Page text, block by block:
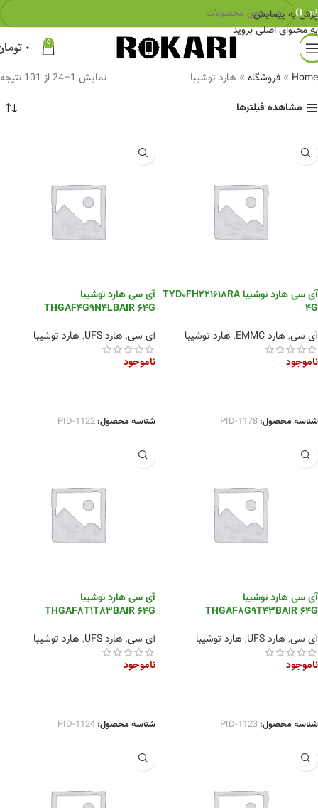
پرش به پیمایش
به محتوای اصلی بروید
0
0 ۰
Home
» فروشگاه » هارد توشیبا
نمایش 1–24 از 101 نتیجه
مشاهده فیلترها
آی سی هارد توشیبا TYD0FH221618RA
4G
آی سی, هارد EMMC , هارد توشیبا
ناموجود
شناسه محصول: PID-1178
آی سی هارد توشیبا
THGAF4G9N4LBAIR 64G
آی سی, هارد UFS , هارد توشیبا
ناموجود
شناسه محصول: PID-1122
آی سی هارد توشیبا
THGAF8G9T43BAIR 64G
آی سی, هارد UFS , هارد توشیبا
ناموجود
شناسه محصول: PID-1123
آی سی هارد توشیبا
THGAF8T1T83BAIR 64G
آی سی, هارد UFS , هارد توشیبا
ناموجود
شناسه محصول: PID-1124